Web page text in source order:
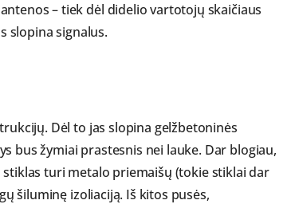
– tiek dėl didelio vartotojų skaičiaus
slopina signalus.
Dėl to jas slopina gelžbetoninės
bus žymiai prastesnis nei lauke. Dar blogiau,
turi metalo priemaišų (tokie stiklai dar
šiluminę izoliaciją. Iš kitos pusės,